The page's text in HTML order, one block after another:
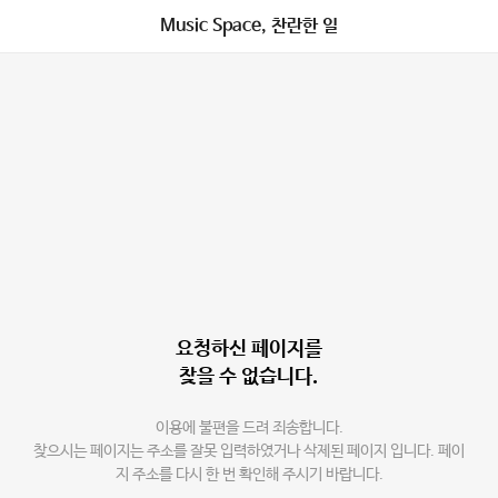
Music Space, 찬란한 일
요청하신 페이지를
찾을 수 없습니다.
이용에 불편을 드려 죄송합니다.
찾으시는 페이지는 주소를 잘못 입력하였거나 삭제된 페이지 입니다. 페이
지 주소를 다시 한 번 확인해 주시기 바랍니다.